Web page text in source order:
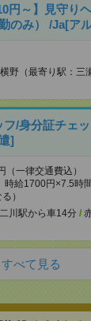
円～】見守り
のみ） /Ja[ア
野（最寄り駅：三
/身分証チェ
]
一律交通費込）
時給1700円×7.5時間
）
二川駅から車14分 /
すべて見る